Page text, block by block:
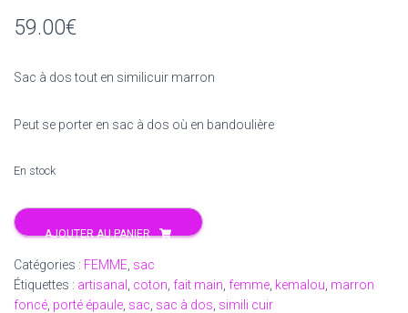
59.00€
Sac à dos tout en similicuir marron
Peut se porter en sac à dos où en bandoulière
En stock
quantité
de
sac
a
dos
AJOUTER AU PANIER
Catégories : FEMME sac
Étiquettes : artisanal coton fait main femme kemalou marron
foncé porté épaule sac sac à dos simili cuir